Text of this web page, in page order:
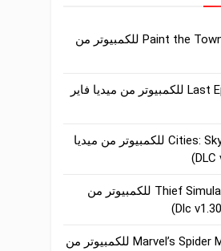
تحميل لعبة Paint the Town Red للكمبيوتر من
تحميل لعبة Last Epoch للكمبيوتر من ميديا فاير
تحميل لعبة Cities: Skylines للكمبيوتر من ميديا
تحميل لعبة Thief Simulator 2 للكمبيوتر من
تحميل لعبة Marvel’s Spider Man 2 للكمبيوتر من